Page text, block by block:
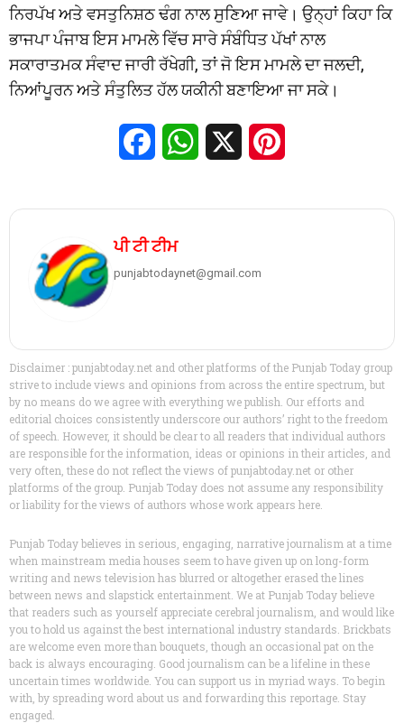
ਨਿਰਪੱਖ ਅਤੇ ਵਸਤੁਨਿਸ਼ਠ ਢੰਗ ਨਾਲ ਸੁਣਿਆ ਜਾਵੇ। ਉਨ੍ਹਾਂ ਕਿਹਾ ਕਿ
ਭਾਜਪਾ ਪੰਜਾਬ ਇਸ ਮਾਮਲੇ ਵਿੱਚ ਸਾਰੇ ਸੰਬੰਧਿਤ ਪੱਖਾਂ ਨਾਲ
ਸਕਾਰਾਤਮਕ ਸੰਵਾਦ ਜਾਰੀ ਰੱਖੇਗੀ, ਤਾਂ ਜੋ ਇਸ ਮਾਮਲੇ ਦਾ ਜਲਦੀ,
ਨਿਆਂਪੂਰਨ ਅਤੇ ਸੰਤੁਲਿਤ ਹੱਲ ਯਕੀਨੀ ਬਣਾਇਆ ਜਾ ਸਕੇ।
FacebookWhatsApp
ਪੀ ਟੀ ਟੀਮ
punjabtodaynet@gmail.com
Disclaimer : punjabtoday.net and other platforms of the Punjab Today group
strive to include views and opinions from across the entire spectrum, but
by no means do we agree with everything we publish. Our efforts and
editorial choices consistently underscore our authors’ right to the freedom
of speech. However, it should be clear to all readers that individual authors
are responsible for the information, ideas or opinions in their articles, and
very often, these do not reflect the views of punjabtoday.net or other
platforms of the group. Punjab Today does not assume any responsibility
or liability for the views of authors whose work appears here.
Punjab Today believes in serious, engaging, narrative journalism at a time
when mainstream media houses seem to have given up on long-form
writing and news television has blurred or altogether erased the lines
between news and slapstick entertainment. We at Punjab Today believe
that readers such as yourself appreciate cerebral journalism, and would like
you to hold us against the best international industry standards. Brickbats
are welcome even more than bouquets, though an occasional pat on the
back is always encouraging. Good journalism can be a lifeline in these
uncertain times worldwide. You can support us in myriad ways. To begin
with, by spreading word about us and forwarding this reportage. Stay
engaged.